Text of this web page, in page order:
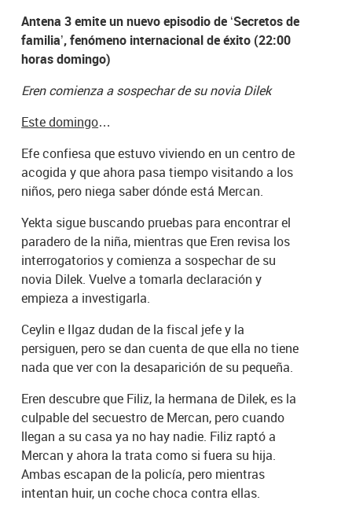
Antena 3 emite un nuevo episodio de ‘Secretos de
familia’, fenómeno internacional de éxito (22:00
horas domingo)
Eren comienza a sospechar de su novia Dilek
Este domingo…
Efe confiesa que estuvo viviendo en un centro de
acogida y que ahora pasa tiempo visitando a los
niños, pero niega saber dónde está Mercan.
Yekta sigue buscando pruebas para encontrar el
paradero de la niña, mientras que Eren revisa los
interrogatorios y comienza a sospechar de su
novia Dilek. Vuelve a tomarla declaración y
empieza a investigarla.
Ceylin e Ilgaz dudan de la fiscal jefe y la
persiguen, pero se dan cuenta de que ella no tiene
nada que ver con la desaparición de su pequeña.
Eren descubre que Filiz, la hermana de Dilek, es la
culpable del secuestro de Mercan, pero cuando
llegan a su casa ya no hay nadie. Filiz raptó a
Mercan y ahora la trata como si fuera su hija.
Ambas escapan de la policía, pero mientras
intentan huir, un coche choca contra ellas.